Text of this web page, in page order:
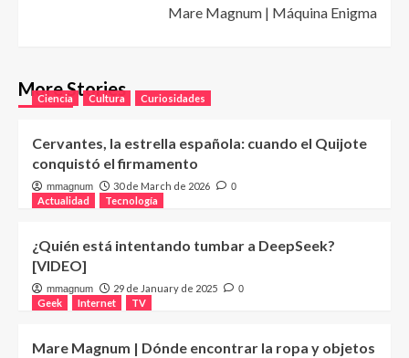
Mare Magnum | Máquina Enigma
More Stories
Ciencia Cultura Curiosidades
Cervantes, la estrella española: cuando el Quijote
conquistó el firmamento
mmagnum 30 de March de 2026 0
Actualidad Tecnología
¿Quién está intentando tumbar a DeepSeek?
[VIDEO]
mmagnum 29 de January de 2025 0
Geek Internet TV
Mare Magnum | Dónde encontrar la ropa y objetos